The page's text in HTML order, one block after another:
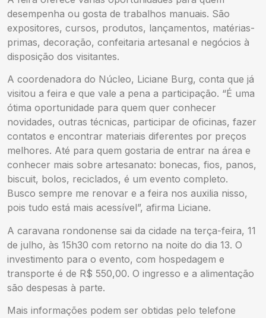
desempenha ou gosta de trabalhos manuais. São
expositores, cursos, produtos, lançamentos, matérias-
primas, decoração, confeitaria artesanal e negócios à
disposição dos visitantes.
A coordenadora do Núcleo, Liciane Burg, conta que já
visitou a feira e que vale a pena a participação. “É uma
ótima oportunidade para quem quer conhecer
novidades, outras técnicas, participar de oficinas, fazer
contatos e encontrar materiais diferentes por preços
melhores. Até para quem gostaria de entrar na área e
conhecer mais sobre artesanato: bonecas, fios, panos,
biscuit, bolos, reciclados, é um evento completo.
Busco sempre me renovar e a feira nos auxilia nisso,
pois tudo está mais acessível”, afirma Liciane.
A caravana rondonense sai da cidade na terça-feira, 11
de julho, às 15h30 com retorno na noite do dia 13. O
investimento para o evento, com hospedagem e
transporte é de R$ 550,00. O ingresso e a alimentação
são despesas à parte.
Mais informações podem ser obtidas pelo telefone